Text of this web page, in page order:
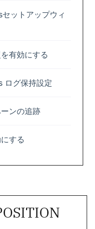
ットアップウィ
有効にする
ログ保持設定
ンの追跡
する